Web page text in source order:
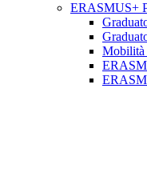
ERASMUS+
Mobilità